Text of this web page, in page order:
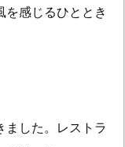
を感じるひととき
ました。レストラ